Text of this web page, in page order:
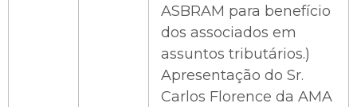
ASBRAM para benefício
dos associados em
assuntos tributários.)
Apresentação do Sr.
Carlos Florence da AMA